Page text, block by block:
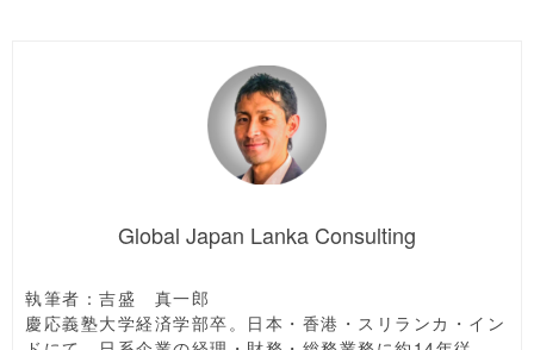
Global Japan Lanka Consulting
執筆者：吉盛 真一郎
慶応義塾大学経済学部卒。日本・香港・スリランカ・イン